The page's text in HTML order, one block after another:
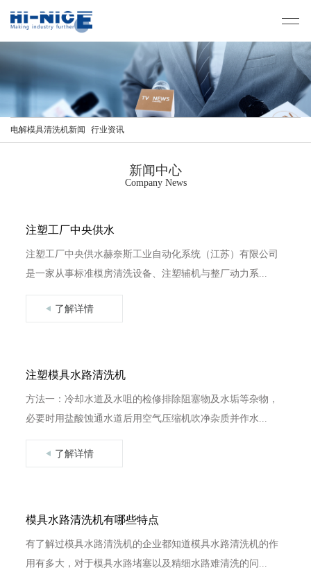
电解模具清洗机新闻 行业资讯
新闻中心
Company News
注塑工厂中央供水
注塑工厂中央供水赫奈斯工业自动化系统（江苏）有限公司
是一家从事标准模房清洗设备、注塑辅机与整厂动力系...
了解详情
注塑模具水路清洗机
方法一：冷却水道及水咀的检修排除阻塞物及水垢等杂物，
必要时用盐酸蚀通水道后用空气压缩机吹净杂质并作水...
了解详情
模具水路清洗机有哪些特点
有了解过模具水路清洗机的企业都知道模具水路清洗机的作
用有多大，对于模具水路堵塞以及精细水路难清洗的问...